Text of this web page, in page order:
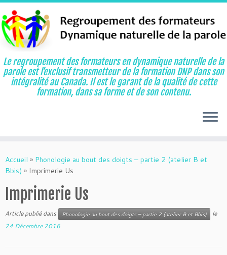
au
contenu
Le regroupement des formateurs en dynamique naturelle de la
parole est l’exclusif transmetteur de la formation DNP dans son
intégralité au Canada. Il est le garant de la qualité de cette
formation, dans sa forme et de son contenu.
Accueil » Phonologie au bout des doigts – partie 2 (atelier B et
Bbis) » Imprimerie Us
Imprimerie Us
Article publié dans Phonologie au bout des doigts – partie 2 (atelier B et Bbis)
le
24 Décembre 2016